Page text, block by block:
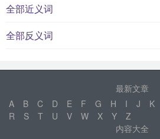
全部近义词
全部反义词
最新文章
A
B C D E F G H I J K
R
S T U V W X Y
Z
内容大全